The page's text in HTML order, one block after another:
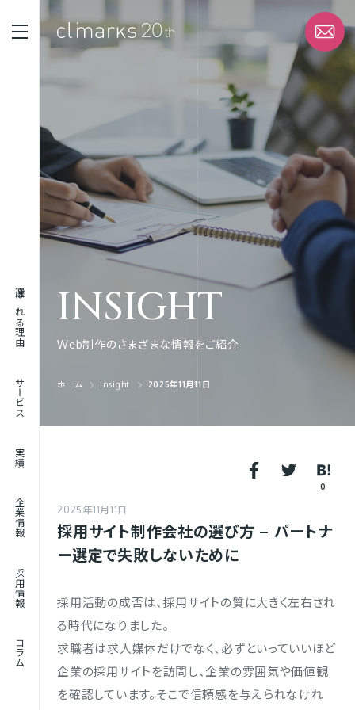
選ばれる理由
サービス
実績
企業情報
採用情報
コラム
選ばれる理由
SERVICE
サービス
WORK
ABOUT
RECRUIT
INSIGHT
Web制作のさまざまな情報をご紹介
ホーム Insight 2025年11月11日
0
2025年11月11日
採用サイト制作会社の選び方 – パートナ
ー選定で失敗しないために
採用活動の成否は、採用サイトの質に大きく左右され
る時代になりました。
求職者は求人媒体だけでなく、必ずといっていいほど
企業の採用サイトを訪問し、企業の雰囲気や価値観
を確認しています。そこで信頼感を与えられなけれ